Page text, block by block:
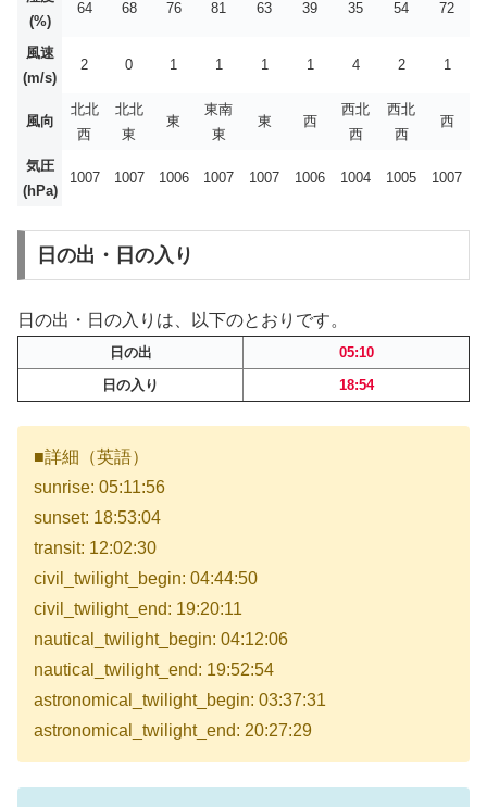
(%)
64 68 76 81 63 39 35 54 72
風速
(m/s)
2 0 1 1 1 1 4 2 1
風向
北北
西
北北
東
東
東南
東
東 西
西北
西
西北
西
西
気圧
(hPa)
1007 1007 1006 1007 1007 1006 1004 1005 1007
日の出・日の入り
日の出・日の入りは、以下のとおりです。
日の出
05:10
日の入り
18:54
■詳細（英語）
sunrise: 05:11:56
sunset: 18:53:04
transit: 12:02:30
civil_twilight_begin: 04:44:50
civil_twilight_end: 19:20:11
nautical_twilight_begin: 04:12:06
nautical_twilight_end: 19:52:54
astronomical_twilight_begin: 03:37:31
astronomical_twilight_end: 20:27:29